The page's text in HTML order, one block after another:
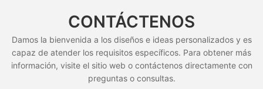
CONTÁCTENOS
Damos la bienvenida a los diseños e ideas personalizados y es
capaz de atender los requisitos específicos. Para obtener más
información, visite el sitio web o contáctenos directamente con
preguntas o consultas.